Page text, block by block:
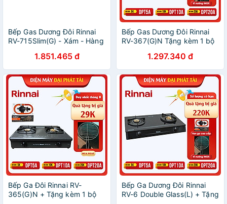
Bếp Gas Dương Đôi Rinnai
RV-715Slim(G) - Xám - Hàng
1.851.465 đ
Bếp Gas Dương Đôi Rinnai
RV-367(G)N Tặng kèm 1 bộ
1.297.340 đ
Bếp Ga Đôi Rinnai RV-
365(G)N + Tặng kèm 1 bộ
Bếp Ga Dương Đôi Rinnai
RV-6 Double Glass(L) + Tặng